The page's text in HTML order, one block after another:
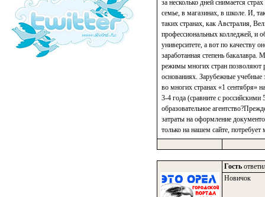
за несколько дней снимается
семье, в магазинах, в школе. И,
таких странах, как Австралия,
профессиональных колледжей, и
университете, а вот по качеству
заработанная степень
режимы многих стран позволяют
основаниях. Зарубежные учебные
во многих странах «1 сентября»
3-4 года (сравните с
образовательное
затраты на оформление
только на нашем сайте,
Гость
Новичок